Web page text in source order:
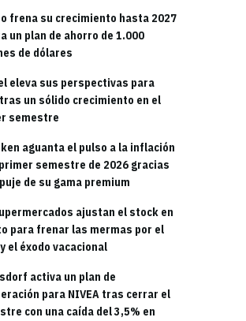
frena su crecimiento hasta 2027
un plan de ahorro de 1.000
de dólares
eleva sus perspectivas para
un sólido crecimiento en el
semestre
aguanta el pulso a la inflación
semestre de 2026 gracias
de su gama premium
ajustan el stock en
para frenar las mermas por el
el éxodo vacacional
activa un plan de
para NIVEA tras cerrar el
con una caída del 3,5% en